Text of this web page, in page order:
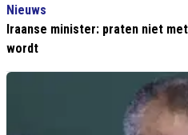
Nieuws
Iraanse minister: praten niet
wordt